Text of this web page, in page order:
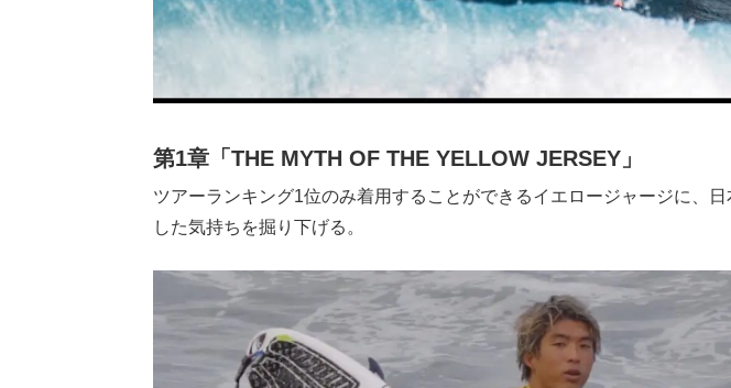
第1章「THE MYTH OF THE YELLOW JERSEY」
ツアーランキング1位のみ着用することができるイエロージャージに、
した気持ちを掘り下げる。